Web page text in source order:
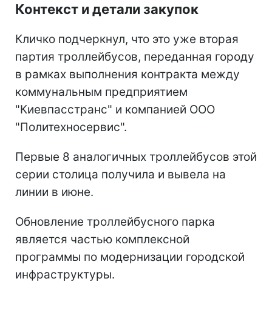
Контекст и детали закупок
Кличко подчеркнул, что это уже вторая
партия троллейбусов, переданная городу
в рамках выполнения контракта между
коммунальным предприятием
"Киевпасстранс" и компанией ООО
"Политехносервис".
Первые 8 аналогичных троллейбусов этой
серии столица получила и вывела на
линии в июне.
Обновление троллейбусного парка
является частью комплексной
программы по модернизации городской
инфраструктуры.